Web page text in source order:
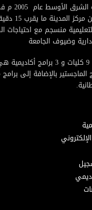
تأسست
عمان,
منسجم مع احتياجات
وضيوف الجامعة
وتضم الجامعة 9 كليات و 3
الماجستير بالإضافة إلى